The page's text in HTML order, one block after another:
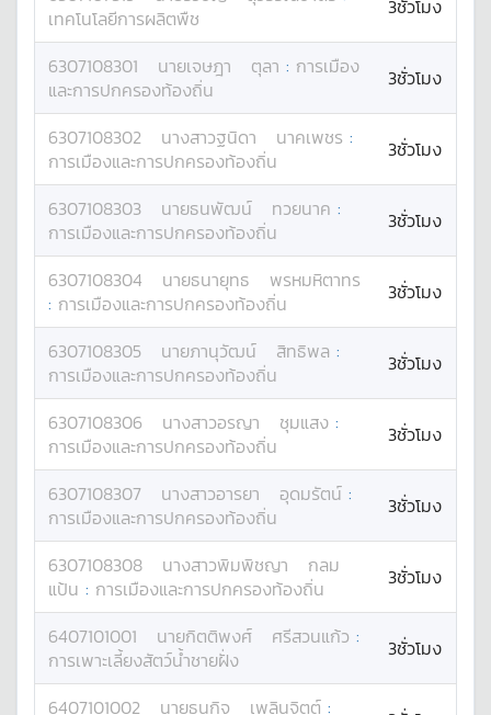
เทคโนโลยีการผลิตพืช
3ชั่วโมง
6307108301 นายเจษฎา ตุลา : การเมือง
และการปกครองท้องถิ่น
3ชั่วโมง
6307108302 นางสาวฐนิดา นาคเพชร :
การเมืองและการปกครองท้องถิ่น
3ชั่วโมง
6307108303 นายธนพัฒน์ ทวยนาค :
การเมืองและการปกครองท้องถิ่น
3ชั่วโมง
6307108304 นายธนายุทธ
พรหมหิตาทร
: การเมืองและการปกครองท้องถิ่น 3ชั่วโมง
6307108305 นายภานุวัฒน์ สิทธิพล :
การเมืองและการปกครองท้องถิ่น
3ชั่วโมง
6307108306 นางสาวอรญา ชุมแสง :
การเมืองและการปกครองท้องถิ่น
3ชั่วโมง
6307108307 นางสาวอารยา อุดมรัตน์ :
การเมืองและการปกครองท้องถิ่น
3ชั่วโมง
6307108308 นางสาวพิมพิชญา
กลม
แป้น : การเมืองและการปกครองท้องถิ่น 3ชั่วโมง
6407101001 นายกิตติพงศ์ ศรีสวนแก้ว :
การเพาะเลี้ยงสัตว์น้ำชายฝั่ง
3ชั่วโมง
6407101002 นายธนกิจ เพลินจิตต์ :